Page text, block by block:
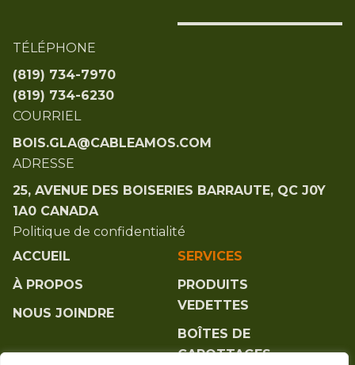
TÉLÉPHONE
(819) 734-7970
(819) 734-6230
COURRIEL
BOIS.GLA@CABLEAMOS.COM
ADRESSE​
25, AVENUE DES BOISERIES BARRAUTE, QC J0Y
1A0 CANADA
Politique de confidentialité
ACCUEIL
À PROPOS
NOUS JOINDRE
SERVICES
PRODUITS
VEDETTES
BOÎTES DE
CAROTTAGES